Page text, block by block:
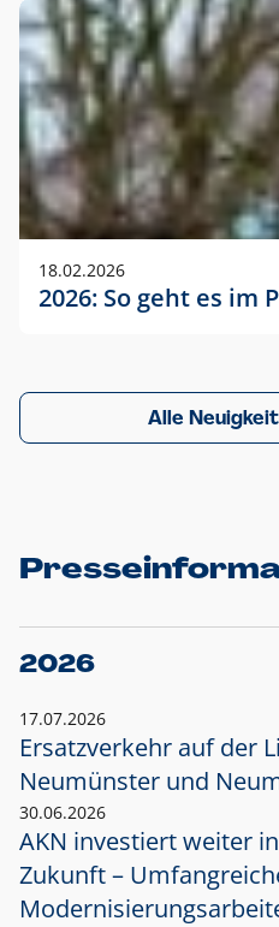
18.02.2026
2026: So geht es im
Alle
2026
17.07.2026
Ersatzverkehr auf der
Neumünster und
30.06.2026
AKN investiert weiter
Zukunft –